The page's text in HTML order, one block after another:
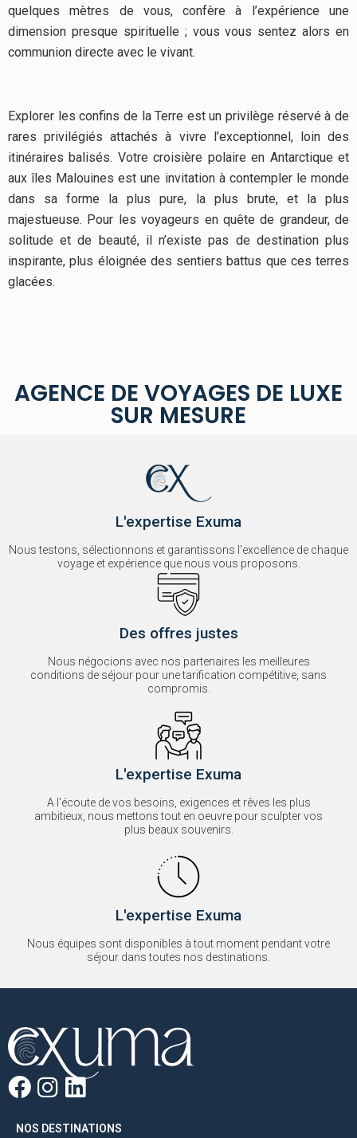
quelques mètres de vous, confère à l’expérience une
dimension presque spirituelle ; vous vous sentez alors en
communion directe avec le vivant.
Explorer les confins de la Terre est un privilège réservé à de
rares privilégiés attachés à vivre l’exceptionnel, loin des
itinéraires balisés. Votre croisière polaire en Antarctique et
aux îles Malouines est une invitation à contempler le monde
dans sa forme la plus pure, la plus brute, et la plus
majestueuse. Pour les voyageurs en quête de grandeur, de
solitude et de beauté, il n’existe pas de destination plus
inspirante, plus éloignée des sentiers battus que ces terres
glacées.
AGENCE DE VOYAGES DE LUXE
SUR MESURE
L'expertise Exuma
Nous testons, sélectionnons et garantissons l'excellence de chaque
voyage et expérience que nous vous proposons.
Des offres justes
Nous négocions avec nos partenaires les meilleures
conditions de séjour pour une tarification compétitive, sans
compromis.
L'expertise Exuma
A l'écoute de vos besoins, exigences et rêves les plus
ambitieux, nous mettons tout en oeuvre pour sculpter vos
plus beaux souvenirs.
L'expertise Exuma
Nous équipes sont disponibles à tout moment pendant votre
séjour dans toutes nos destinations.
NOS DESTINATIONS